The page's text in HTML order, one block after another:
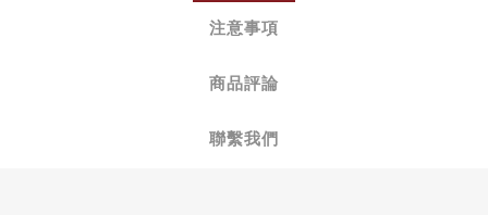
注意事項
商品評論
聯繫我們